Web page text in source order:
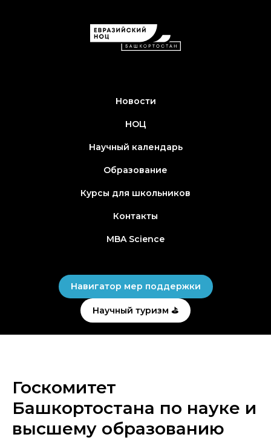
Новости
НОЦ
Научный календарь
Образование
Курсы для школьников
Контакты
MBA Science
Навигатор мер поддержки
Научный туризм ⛳
Госкомитет
Башкортостана по науке и
высшему образованию